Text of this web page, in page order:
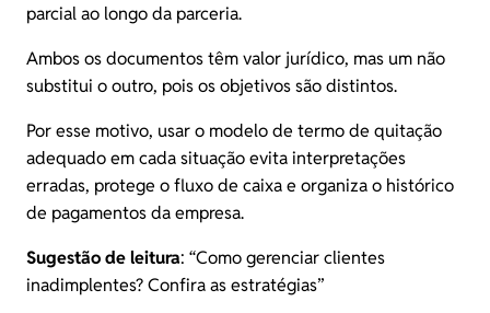
parcial ao longo da parceria.
Ambos os documentos têm valor jurídico, mas um não
substitui o outro, pois os objetivos são distintos.
Por esse motivo, usar o modelo de termo de quitação
adequado em cada situação evita interpretações
erradas, protege o fluxo de caixa e organiza o histórico
de pagamentos da empresa.
Sugestão de leitura: “Como gerenciar clientes
inadimplentes? Confira as estratégias”